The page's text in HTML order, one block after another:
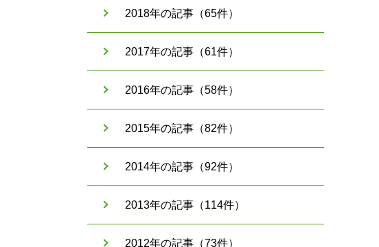
2018年の記事（65件）
2017年の記事（61件）
2016年の記事（58件）
2015年の記事（82件）
2014年の記事（92件）
2013年の記事（114件）
2012年の記事（73件）